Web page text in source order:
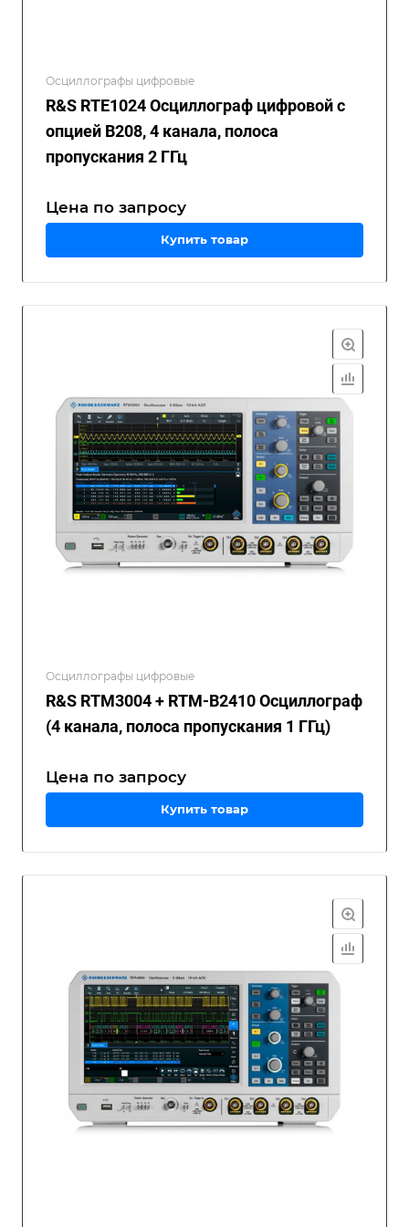
Осциллографы цифровые
R&S RTE1024 Осциллограф цифровой с
опцией B208, 4 канала, полоса
пропускания 2 ГГц
Цена по запросу
Купить товар
Осциллографы цифровые
R&S RTM3004 + RTM-B2410 Осциллограф
(4 канала, полоса пропускания 1 ГГц)
Цена по запросу
Купить товар